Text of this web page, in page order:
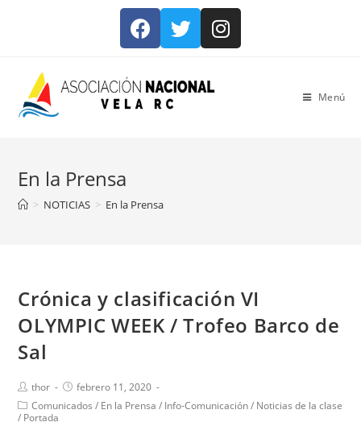
Menú
En la Prensa
> NOTICIAS > En la Prensa
Crónica y clasificación VI
OLYMPIC WEEK / Trofeo Barco de
Sal
thor
febrero 11, 2020
Comunicados / En la Prensa / Info-Comunicación / Noticias de la clase
/ Portada